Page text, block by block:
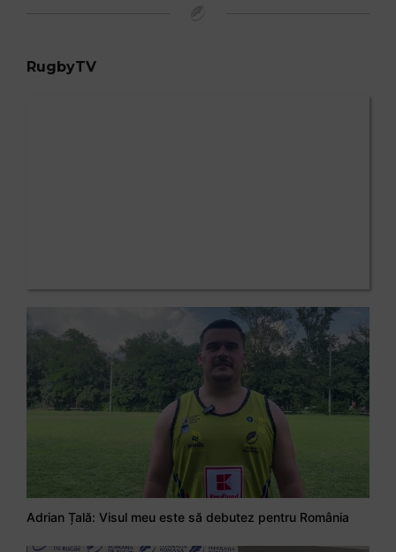
RugbyTV
Adrian Țală: Visul meu este să debutez pentru România